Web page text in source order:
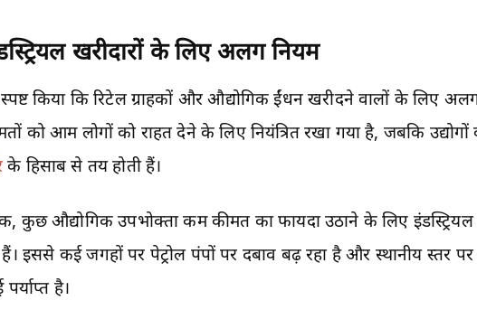
खरीदारों के लिए अलग नियम
किया कि रिटेल ग्राहकों और औद्योगिक ईंधन खरीदने वालों के लिए
को आम लोगों को राहत देने के लिए नियंत्रित रखा गया है, जबकि
के हिसाब से तय होती हैं।
कुछ औद्योगिक उपभोक्ता कम कीमत का फायदा उठाने के लिए
इससे कई जगहों पर पेट्रोल पंपों पर दबाव बढ़ रहा है और स्थानीय स्तर
है।